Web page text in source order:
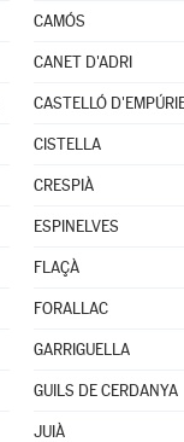
CAMÓS
CANET D'ADRI
CASTELLÓ
CISTELLA
CRESPIÀ
ESPINELVES
FLAÇÀ
FORALLAC
GARRIGUELLA
GUILS DE CERDANYA
JUIÀ